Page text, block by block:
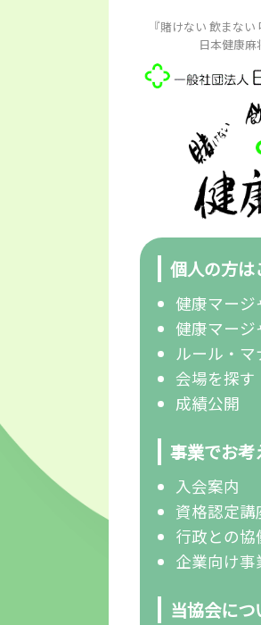
『賭けない 飲まない
日本健康麻
個人の方は
健康マージ
健康マージ
ルール・マ
会場を探す
成績公開
事業でお考
入会案内
資格認定講
行政との協
企業向け事
当協会につ